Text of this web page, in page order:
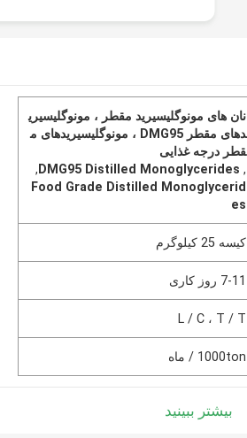
نان های مونوگلیسیرید مقطر ، مونوگلیسیری
دهای مقطر DMG95 ، مونوگلیسیریدهای م
قطر درجه غذایی
,
DMG95 Distilled Monoglycerides
,
Food Grade Distilled Monoglycerid
es
کیسه 25 کیلوگرم
7-11 روز کاری
L / C ، T / T
1000ton / ماه
بیشتر ببینید